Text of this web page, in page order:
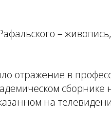
–
отражение в
сборнике
на